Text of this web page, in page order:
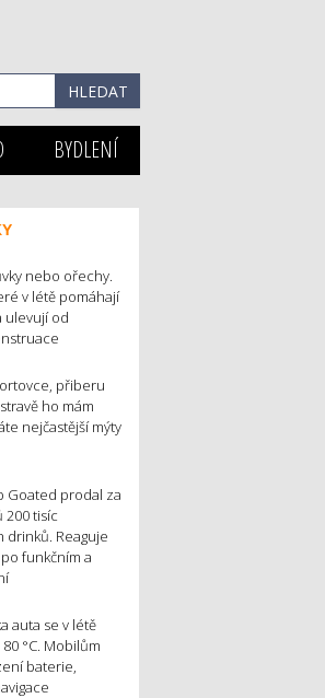
BYDLENÍ
nebo ořechy.
v létě pomáhají
ulevují od
přiberu
ho mám
nejčastější mýty
Goated prodal za
200 tisíc
drinků. Reaguje
funkčním a
auta se v létě
°C. Mobilům
baterie,